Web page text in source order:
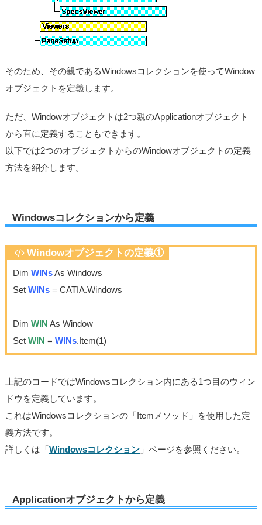
そのため、その親であるWindowsコレクションを使ってWindow
オブジェクトを定義します。
ただ、Windowオブジェクトは2つ親のApplicationオブジェクト
から直に定義することもできます。
以下では2つのオブジェクトからのWindowオブジェクトの定義
方法を紹介します。
Windowsコレクションから定義
Windowオブジェクトの定義①
Dim WINsAs Windows
Set WINs = CATIA.Windows
Dim WIN As Window
Set WIN = WINs.Item(1)
上記のコードではWindowsコレクション内にある1つ目のウィン
ドウを定義しています。
これはWindowsコレクションの「Itemメソッド」を使用した定
義方法です。
詳しくは「Windowsコレクション 」ページを参照ください。
Applicationオブジェクトから定義